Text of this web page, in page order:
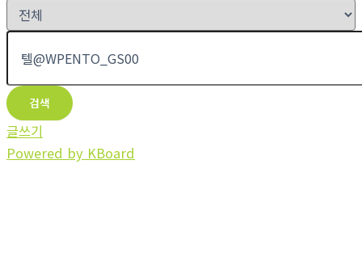
검색
글쓰기
Powered by KBoard